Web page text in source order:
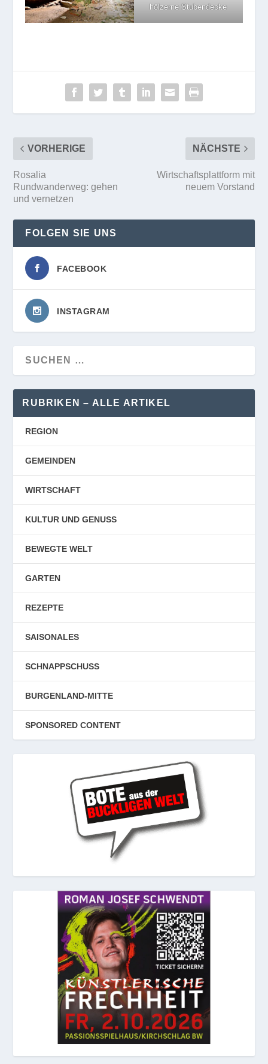
hölzerne Stubendecke
VORHERIGE
Rosalia
Rundwanderweg: gehen
und vernetzen
NÄCHSTE
Wirtschaftsplattform mit
neuem Vorstand
FOLGEN SIE UNS
FACEBOOK
INSTAGRAM
RUBRIKEN – ALLE ARTIKEL
REGION
GEMEINDEN
WIRTSCHAFT
KULTUR UND GENUSS
BEWEGTE WELT
GARTEN
REZEPTE
SAISONALES
SCHNAPPSCHUSS
BURGENLAND-MITTE
SPONSORED CONTENT